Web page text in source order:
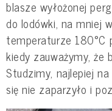
blasze wyłożonej
do lodówki, na mniej
temperaturze 180°C
kiedy zauważymy, że
Studzimy, najlepiej
się nie zaparzyło i